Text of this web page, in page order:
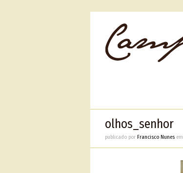
olhos_senhor
publicado por Francisco Nunesem